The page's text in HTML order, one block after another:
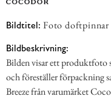
Bildtitel: Foto doftpinnar
Bildbeskrivning:
Bilden visar ett produktfoto
och föreställer förpackning
Breeze från varumärket